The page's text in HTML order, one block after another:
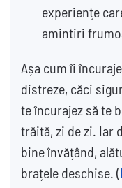
experiențe
amintiri
Așa cum îi
distreze, căci
te încurajez să te
trăită, zi de zi. Iar
bine învățând,
brațele deschise. (